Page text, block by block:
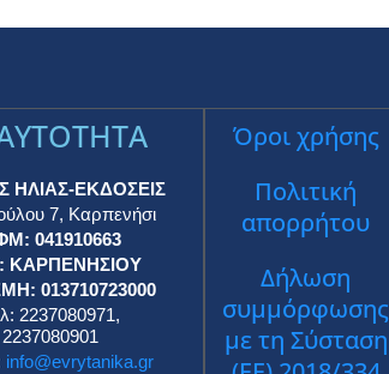
ΗΛΙΑΣ-ΕΚΔΟΣΕΙΣ
7, Καρπενήσι
041910663
ΚΑΡΠΕΝΗΣΙΟΥ
013710723000
2237080971,
2237080901
info@evrytanika.gr
Όροι χρήσης
Πολιτική
απορρήτου
Δήλωση
συμμόρφωσης
με τη Σύσταση